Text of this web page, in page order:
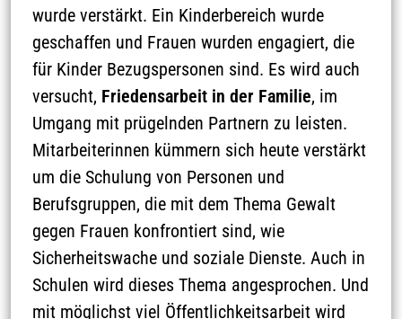
Wege zum Frieden Orte & Zeichen
Historische Meilensteine Soziales & Demokratie
wurde verstärkt. Ein Kinderbereich wurde
geschaffen und Frauen wurden engagiert, die
für Kinder Bezugspersonen sind. Es wird auch
versucht, Friedensarbeit in der Familie, im
Umgang mit prügelnden Partnern zu leisten.
Mitarbeiterinnen kümmern sich heute verstärkt
um die Schulung von Personen und
Berufsgruppen, die mit dem Thema Gewalt
gegen Frauen konfrontiert sind, wie
Sicherheitswache und soziale Dienste. Auch in
Schulen wird dieses Thema angesprochen. Und
mit möglichst viel Öffentlichkeitsarbeit wird